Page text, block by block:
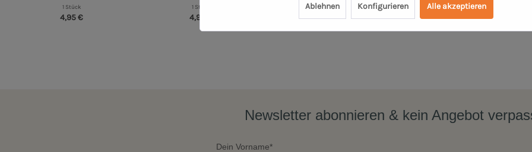
1 Stück
4,95 €
1 Stück
4,95 €
200 Gramm
9,90 €
1 Stück
4,95 €
Newsletter abonnieren & kein Angebot
Dein Vorname*
Ablehnen Konfigurieren Alle akzeptieren